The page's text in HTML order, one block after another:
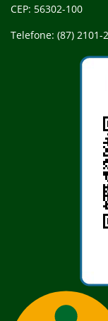
CEP: 56302-100
Telefone: (87) 2101-